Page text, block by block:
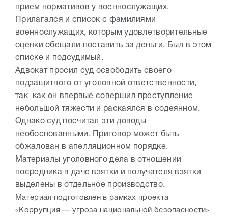
прием нормативов у военнослужащих.
Прилагался и список с фамилиями
военнослужащих, которым удовлетворительные
оценки обещали поставить за деньги. Был в этом
списке и подсудимый.
Адвокат просил суд освободить своего
подзащитного от уголовной ответственности,
так как он впервые совершил преступление
небольшой тяжести и раскаялся в содеянном.
Однако суд посчитал эти доводы
необоснованными. Приговор может быть
обжалован в апелляционном порядке.
Материалы уголовного дела в отношении
посредника в даче взятки и получателя взятки
выделены в отдельное производство.
Материал подготовлен в рамках проекта
«Коррупция — угроза национальной безопасности»